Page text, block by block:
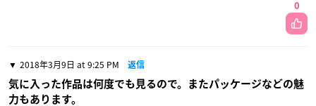
0
2018年3月9日 at 9:25 PM 返信
気に入った作品は何度でも見るので。またパッケージなどの魅
力もあります。